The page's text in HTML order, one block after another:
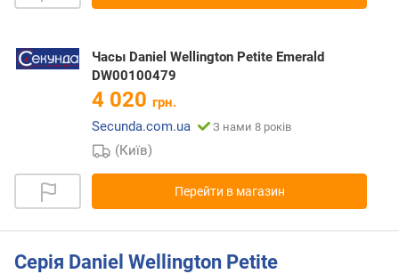
Часы Daniel Wellington Petite Emerald
DW00100479
4 020 грн.
Secunda.com.ua
З нами 8 років
(Київ)
Перейти в магазин
Серія Daniel Wellington Petite